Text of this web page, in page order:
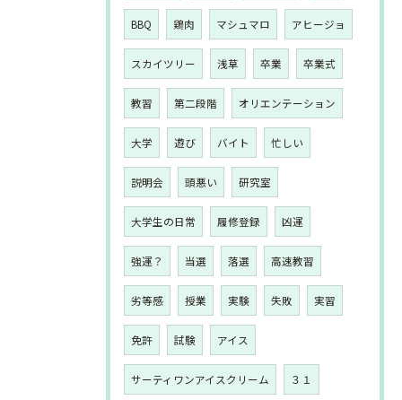
BBQ 鶏肉 マシュマロ アヒージョ
スカイツリー 浅草 卒業 卒業式
教習 第二段階 オリエンテーション
大学 遊び バイト 忙しい
説明会 頭悪い 研究室
大学生の日常 履修登録 凶運
強運？ 当選 落選 高速教習
劣等感 授業 実験 失敗 実習
免許 試験 アイス
サーティワンアイスクリーム ３１